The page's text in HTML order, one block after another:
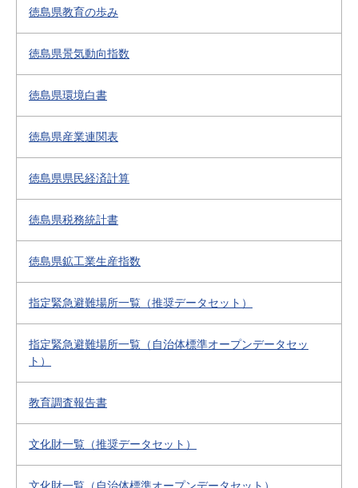
徳島県教育の歩み
徳島県景気動向指数
徳島県環境白書
徳島県産業連関表
徳島県県民経済計算
徳島県税務統計書
徳島県鉱工業生産指数
指定緊急避難場所一覧（推奨データセット）
指定緊急避難場所一覧（自治体標準オープンデータセッ
ト）
教育調査報告書
文化財一覧（推奨データセット）